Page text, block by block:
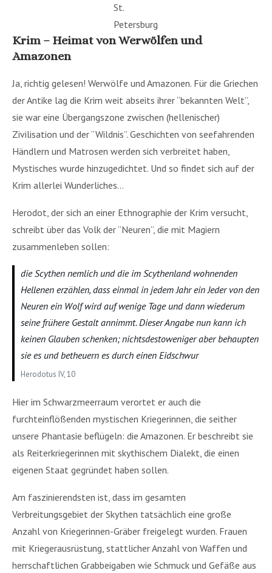
St.
Petersburg
Krim – Heimat von Werwölfen und
Amazonen
Ja, richtig gelesen! Werwölfe und Amazonen. Für die Griechen
der Antike lag die Krim weit abseits ihrer “bekannten Welt”,
sie war eine Übergangszone zwischen (hellenischer)
Zivilisation und der “Wildnis”. Geschichten von seefahrenden
Händlern und Matrosen werden sich verbreitet haben,
Mystisches wurde hinzugedichtet. Und so findet sich auf der
Krim allerlei Wunderliches…
Herodot, der sich an einer Ethnographie der Krim versucht,
schreibt über das Volk der “Neuren”, die mit Magiern
zusammenleben sollen:
die Scythen nemlich und die im Scythenland wohnenden
Hellenen erzählen, dass einmal in jedem Jahr ein Jeder von den
Neuren ein Wolf wird auf wenige Tage und dann wiederum
seine frühere Gestalt annimmt. Dieser Angabe nun kann ich
keinen Glauben schenken; nichtsdestoweniger aber behaupten
sie es und betheuern es durch einen Eidschwur
Herodotus IV, 10
Hier im Schwarzmeerraum verortet er auch die
furchteinflößenden mystischen Kriegerinnen, die seither
unsere Phantasie beflügeln: die Amazonen. Er beschreibt sie
als Reiterkriegerinnen mit skythischem Dialekt, die einen
eigenen Staat gegründet haben sollen.
Am faszinierendsten ist, dass im gesamten
Verbreitungsgebiet der Skythen tatsächlich eine große
Anzahl von Kriegerinnen-Gräber freigelegt wurden. Frauen
mit Kriegerausrüstung, stattlicher Anzahl von Waffen und
herrschaftlichen Grabbeigaben wie Schmuck und Gefäße aus